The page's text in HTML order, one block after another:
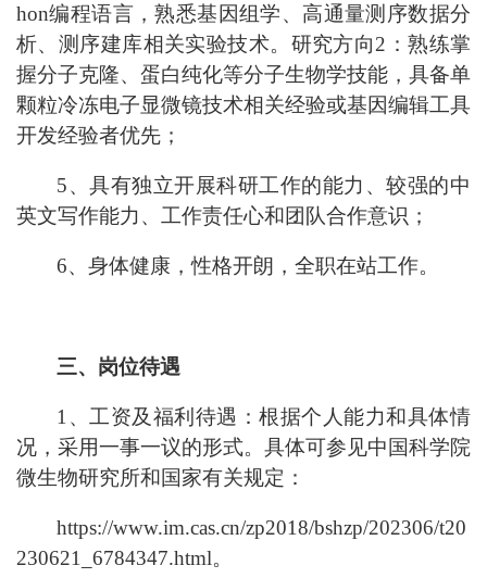
hon编程语言，熟悉基因组学、高通量测序数据分
析、测序建库相关实验技术。研究方向2：熟练掌
握分子克隆、蛋白纯化等分子生物学技能，具备单
颗粒冷冻电子显微镜技术相关经验或基因编辑工具
开发经验者优先；
5、具有独立开展科研工作的能力、较强的中
英文写作能力、工作责任心和团队合作意识；
6、身体健康，性格开朗，全职在站工作。
三、岗位待遇
1、工资及福利待遇：根据个人能力和具体情
况，采用一事一议的形式。具体可参见中国科学院
微生物研究所和国家有关规定：
https://www.im.cas.cn/zp2018/bshzp/202306/t20
230621_6784347.html。